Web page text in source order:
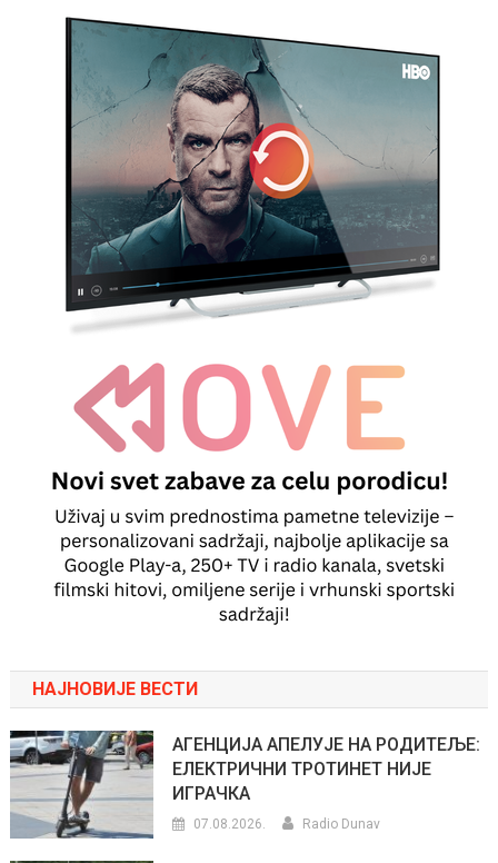
НАЈНОВИЈЕ ВЕСТИ
АГЕНЦИЈА АПЕЛУЈЕ НА РОДИТЕЉЕ:
ЕЛЕКТРИЧНИ ТРОТИНЕТ НИЈЕ
ИГРАЧКА
07.08.2026. Radio Dunav